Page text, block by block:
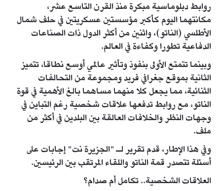
روابط دبلوماسية مبكرة منذ القرن التاسع عشر،
مكانتهما اليوم كأكبر مؤسستين عسكريتين في حلف شمال
الأطلسي (الناتو)، واثنين من أكثر الدول ذات الصناعات
الدفاعية تطورا وكفاءة في العالم.
وبينما تتمتع الأولى بنفوذ وتأثير عالمي أوسع نطاقا، تتميز
الثانية بموقع جغرافي فريد ومجموعة من التحالفات
الثنائية، مما يجعل كلا منهما مساهما بالغ الأهمية في قوة
الناتو، مع روابط تدفعها علاقات شخصية رغم التباين في
وجهات النظر والخلافات العالقة بين البلدين في أكثر من
ملف.
وفي هذا الإطار، قدم تقرير لـ "الجزيرة نت" إجابات على
أسئلة تتصدر قمة الناتو واللقاء المرتقب بين الرئيسين.
العلاقات الشخصية.. تكامل أم صدام؟